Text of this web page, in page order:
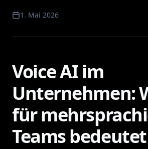
1. Mai 2026
Voice AI im
Unternehmen:
für
Teams bedeutet